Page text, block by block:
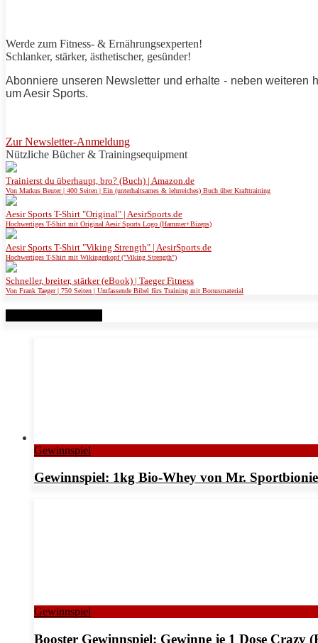
Werde zum Fitness- & Ernährungsexperten!
Schlanker, stärker, ästhetischer, gesünder!
Abonniere unseren Newsletter und erhalte - neben weiteren
umAesir Sports.
Zur Newsletter-Anmeldung
Nützliche Bücher & Trainingsequipment
Trainierst du überhaupt, bro? (Buch) | Amazon.de
Von Markus Beuter | 400 Seiten | Ein (unterhaltsames & lehrreiches) Buch über Krafttraining
Aesir Sports T-Shirt "Original" | AesirSports.de
Hochwertiges T-Shirt mit Original Aesir Sports Logo (Hammer+Bizeps)
Aesir Sports T-Shirt "Viking Strength" | AesirSports.de
Hochwertiges T-Shirt mit Wikingerkopf ("Viking Strength")
Schneller, breiter, stärker (eBook) | Taeger Fitness
Von Frank Taeger | 750 Seiten | Umfassende Bibel fürs Training mit Bonusmaterial
Gewinnspiel
Gewinnspiel: 1kg Bio-Whey von Mr.
Gewinnspiel
Booster Gewinnspiel: Gewinne je 1 Dose